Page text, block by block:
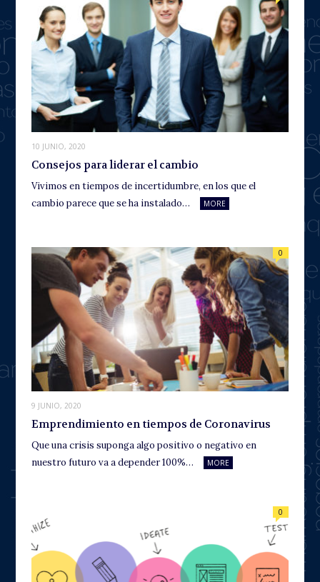
10 JUNIO, 2020
Consejos para liderar el cambio
Vivimos en tiempos de incertidumbre, en los que el
cambio parece que se ha instalado…
MORE
9 JUNIO, 2020
0
Emprendimiento en tiempos de Coronavirus
Que una crisis suponga algo positivo o negativo en
nuestro futuro va a depender 100%…
MORE
0